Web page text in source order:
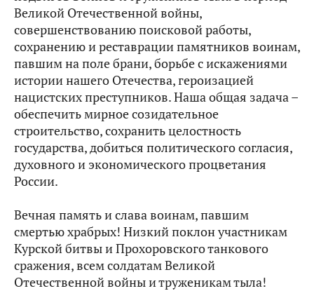
Великой Отечественной войны,
совершенствованию поисковой работы,
сохранению и реставрации памятников воинам,
павшим на поле брани, борьбе с искажениями
истории нашего Отечества, героизацией
нацистских преступников. Наша общая задача –
обеспечить мирное созидательное
строительство, сохранить целостность
государства, добиться политического согласия,
духовного и экономического процветания
России.
Вечная память и слава воинам, павшим
смертью храбрых! Низкий поклон участникам
Курской битвы и Прохоровского танкового
сражения, всем солдатам Великой
Отечественной войны и труженикам тыла!